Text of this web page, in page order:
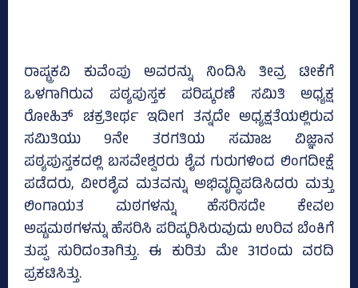
ರಾಷ್ಟ್ರಕವಿ ಕುವೆಂಪು ಅವರನ್ನು ನಿಂದಿಸಿ ತೀವ್ರ ಟೀಕೆಗೆ
ಒಳಗಾಗಿರುವ ಪಠ್ಯಪುಸ್ತಕ ಪರಿಷ್ಕರಣೆ ಸಮಿತಿ ಅಧ್ಯಕ್ಷ
ರೋಹಿತ್‌ ಚಕ್ರತೀರ್ಥ ಇದೀಗ ತನ್ನದೇ ಅಧ್ಯಕ್ಷತೆಯಲ್ಲಿರುವ
ಸಮಿತಿಯು 9ನೇ ತರಗತಿಯ ಸಮಾಜ ವಿಜ್ಞಾನ
ಪಠ್ಯಪುಸ್ತಕದಲ್ಲಿ ಬಸವೇಶ್ವರರು ಶೈವ ಗುರುಗಳಿಂದ ಲಿಂಗದೀಕ್ಷೆ
ಪಡೆದರು, ವೀರಶೈವ ಮತವನ್ನು ಅಭಿವೃದ್ಧಿಪಡಿಸಿದರು ಮತ್ತು
ಲಿಂಗಾಯತ ಮಠಗಳನ್ನು ಹೆಸರಿಸದೇ ಕೇವಲ
ಅಷ್ಟಮಠಗಳನ್ನು ಹೆಸರಿಸಿ ಪರಿಷ್ಕರಿಸಿರುವುದು ಉರಿವ ಬೆಂಕಿಗೆ
ತುಪ್ಪ ಸುರಿದಂತಾಗಿತ್ತು. ಈ ಕುರಿತು ಮೇ 31ರಂದು ವರದಿ
ಪ್ರಕಟಿಸಿತ್ತು.